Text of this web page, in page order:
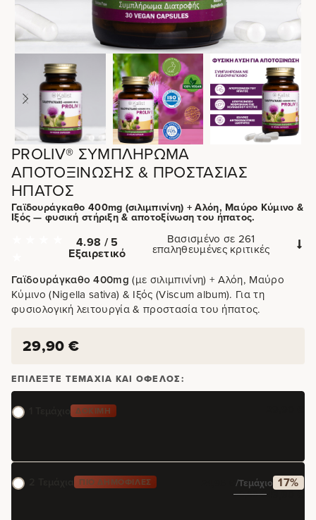
PROLIV® ΣΥΜΠΛΉΡΩΜΑ
ΑΠΟΤΟΞΊΝΩΣΗΣ & ΠΡΟΣΤΑΣΊΑΣ
ΉΠΑΤΟΣ
Γαϊδουράγκαθο 400mg (σιλιμπινίνη) + Αλόη, Μαύρο Κύμινο &
Ιξός — φυσική στήριξη & αποτοξίνωση του ήπατος.
4.98 / 5
Εξαιρετικό
Βασισμένο σε 261
επαληθευμένες κριτικές
Γαϊδουράγκαθο 400mg (με σιλιμπινίνη) + Αλόη, Μαύρο
Κύμινο (Nigella sativa) & Ιξός (Viscum album). Για τη
φυσιολογική λειτουργία & προστασία του ήπατος.
29,90 €
ΕΠΙΛΈΞΤΕ ΤΕΜΆΧΙΑ ΚΑΙ ΌΦΕΛΟΣ:
ΔΟΚΙΜΉ
ΠΙΟ ΔΗΜΟΦΙΛΈΣ €/τεμάχιο 17%
59,80€49,90€